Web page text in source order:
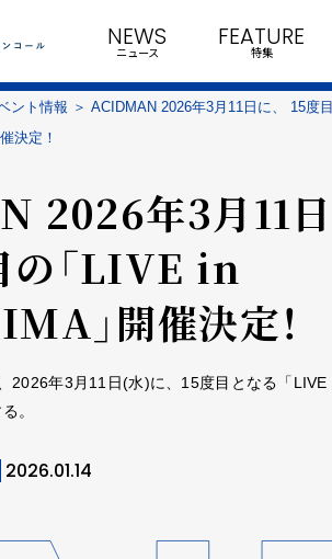
NEWS
ニュース
FEATURE
特集
ント情報
ACIDMAN 2026年3月11日に、 15度目
決定！
2026年3月11日
の「LIVE in
」開催決定！
2026年3月11日(水)に、15度目となる「LIVE
。
2026.01.14